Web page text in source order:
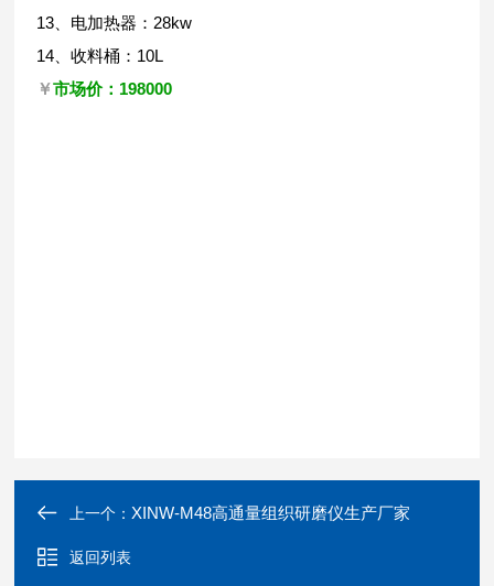
13、电加热器：28kw
14、收料桶：10L
￥市场价：198000
上一个：XINW-M48高通量组织研磨仪生产厂家
返回列表